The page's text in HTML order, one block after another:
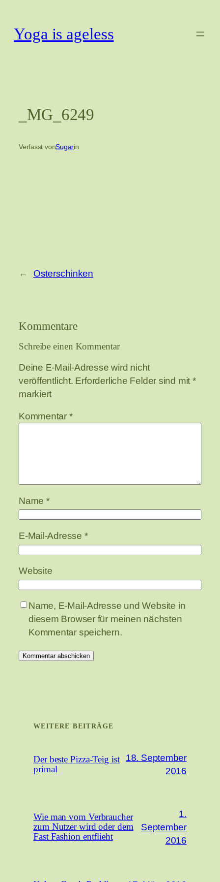
springen
Yoga is ageless
_MG_6249
Verfasst vonSugarin
← Osterschinken
Kommentare
Schreibe einen Kommentar
Deine E-Mail-Adresse wird nicht
veröffentlicht. Erforderliche Felder sind mit *
markiert
Kommentar *
Name *
E-Mail-Adresse *
Website
Name, E-Mail-Adresse und Website in
diesem Browser für meinen nächsten
Kommentar speichern.
WEITERE BEITRÄGE
Der beste Pizza-Teig ist
primal
18. September
2016
Wie man vom Verbraucher
zum Nutzer wird oder dem
Fast Fashion entflieht
1.
September
2016